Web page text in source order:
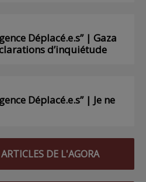
Déplacé.e.s” | Gaza
d’inquiétude
Déplacé.e.s” | Je ne
DE L'AGORA